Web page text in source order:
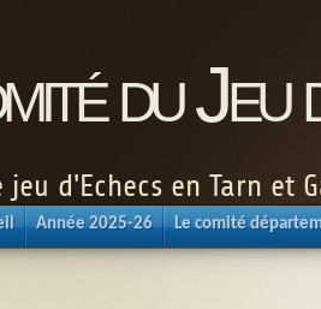
du
jeu d'Echecs en Tarn et
Année 2025-26 Le comité